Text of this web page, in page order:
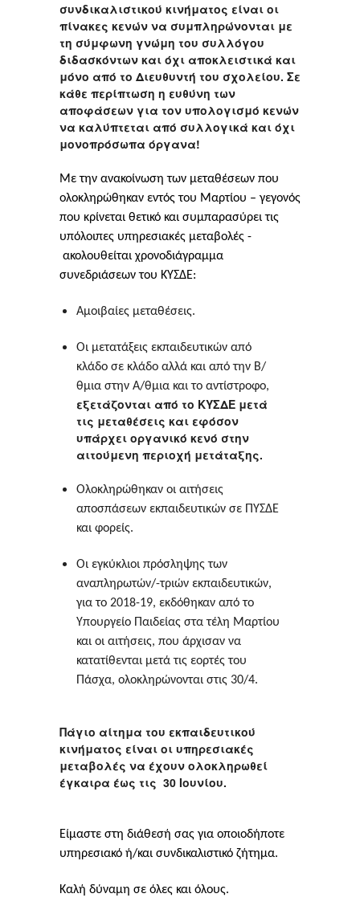
συνδικαλιστικού κινήματος είναι οι
πίνακες κενών να συμπληρώνονται με
τη σύμφωνη γνώμη του συλλόγου
διδασκόντων και όχι αποκλειστικά και
μόνο από το Διευθυντή του σχολείου. Σε
κάθε περίπτωση η ευθύνη των
αποφάσεων για τον υπολογισμό κενών
να καλύπτεται από συλλογικά και όχι
μονοπρόσωπα όργανα!
Με την ανακοίνωση των μεταθέσεων που
ολοκληρώθηκαν εντός του Μαρτίου – γεγονός
που κρίνεται θετικό και συμπαρασύρει τις
υπόλοιπες υπηρεσιακές μεταβολές -
ακολουθείται χρονοδιάγραμμα
συνεδριάσεων του ΚΥΣΔΕ:
Αμοιβαίες μεταθέσεις.
Οι μετατάξεις εκπαιδευτικών από
κλάδο σε κλάδο αλλά και από την Β/
θμια στην Α/θμια και το αντίστροφο,
εξετάζονται από το ΚΥΣΔΕ μετά
τις μεταθέσεις και εφόσον
υπάρχει οργανικό κενό στην
αιτούμενη περιοχή μετάταξης.
Ολοκληρώθηκαν οι αιτήσεις
αποσπάσεων εκπαιδευτικών σε ΠΥΣΔΕ
και φορείς.
Οι εγκύκλιοι πρόσληψης των
αναπληρωτών/-τριών εκπαιδευτικών,
για το 2018-19, εκδόθηκαν από το
Υπουργείο Παιδείας στα τέλη Μαρτίου
και οι αιτήσεις, που άρχισαν να
κατατίθενται μετά τις εορτές του
Πάσχα, ολοκληρώνονται στις 30/4.
Πάγιο αίτημα του εκπαιδευτικού
κινήματος είναι οι υπηρεσιακές
μεταβολές να έχουν ολοκληρωθεί
έγκαιρα έως τις 30 Ιουνίου.
Είμαστε στη διάθεσή σας για οποιοδήποτε
υπηρεσιακό ή/και συνδικαλιστικό ζήτημα.
Καλή δύναμη σε όλες και όλους.